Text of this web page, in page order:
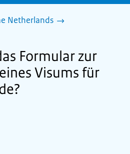
Netherlands
Formular zur
Visums für